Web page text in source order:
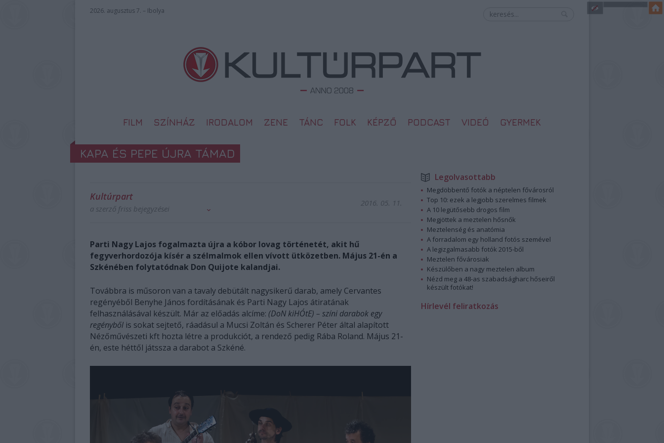
2026. augusztus 7. – Ibolya
FILM SZÍNHÁZ IRODALOM ZENE TÁNC FOLK KÉPZŐ PODCAST VIDEÓ GYERMEK
KAPA ÉS PEPE ÚJRA TÁMAD
Kultúrpart
a szerző friss bejegyzései
2016. 05. 11.
Parti Nagy Lajos fogalmazta újra a kóbor lovag történetét, akit hű
fegyverhordozója kísér a szélmalmok ellen vívott ütközetben. Május 21-én a
Szkénében folytatódnak Don Quijote kalandjai.
Továbbra is műsoron van a tavaly debütált nagysikerű darab, amely Cervantes
regényéből Benyhe János fordításának és Parti Nagy Lajos átiratának
felhasználásával készült. Már az előadás alcíme: (DoN kiHÓtE) – színi darabok egy
regényből is sokat sejtető, ráadásul a Mucsi Zoltán és Scherer Péter által alapított
Nézőművészeti kft hozta létre a produkciót, a rendező pedig Rába Roland. Május 21-
én, este héttől játssza a darabot a Szkéné.
Legolvasottabb
Megdöbbentő fotók a néptelen fővárosról
Top 10: ezek a legjobb szerelmes filmek
A 10 legütősebb drogos film
Megjöttek a meztelen hősnők
Meztelenség és anatómia
A forradalom egy holland fotós szemével
A legizgalmasabb fotók 2015-ből
Meztelen fővárosiak
Készülőben a nagy meztelen album
Nézd meg a 48-as szabadságharc hőseiről
készült fotókat!
Hírlevél feliratkozás